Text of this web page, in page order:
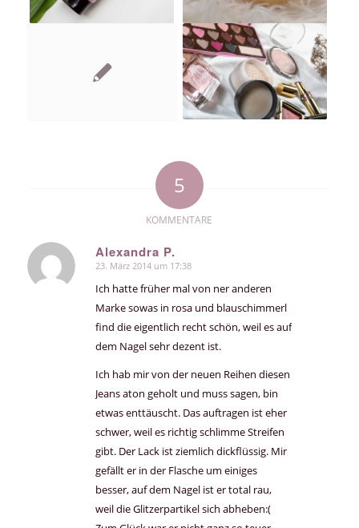
5
KOMMENTARE
Alexandra P.
sagte:
23. März 2014 um 17:38
Ich hatte früher mal von ner anderen
Marke sowas in rosa und blauschimmerl
find die eigentlich recht schön, weil es auf
dem Nagel sehr dezent ist.
Ich hab mir von der neuen Reihen diesen
Jeans aton geholt und muss sagen, bin
etwas enttäuscht. Das auftragen ist eher
schwer, weil es richtig schlimme Streifen
gibt. Der Lack ist ziemlich dickflüssig. Mir
gefällt er in der Flasche um einiges
besser, auf dem Nagel ist er total rau,
weil die Glitzerpartikel sich abheben:(